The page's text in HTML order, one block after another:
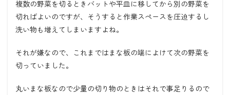
複数の野菜を切るときバットや平皿に移してから別の野菜を
切ればよいのですが、そうすると作業スペースを圧迫するし
洗い物も増えてしまいますよね。
それが嫌なので、これまではまな板の端によけて次の野菜を
切っていました。
丸いまな板なので少量の切り物のときはそれで事足りるので